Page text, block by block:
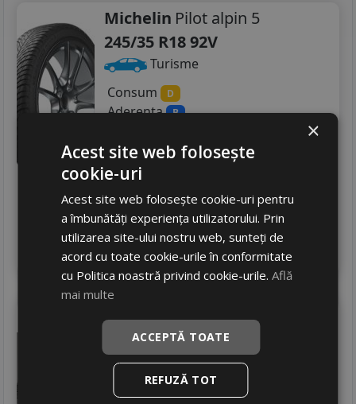
Michelin Pilot alpin 5
245/35 R18 92V
Turisme
Consum
D
Aderenta B
1242RON
1303 RON
In stoc - 4 buc
livrare 2/3 zile
4 Adauga in cos
Pirelli
Winter 240 sottozero serie ii
245/35 R18 92V DOT 25
Turisme
×
Acest site web folosește
cookie-uri
Acest site web folosește cookie-uri pentru
a îmbunătăți experiența utilizatorului. Prin
utilizarea site-ului nostru web, sunteți de
acord cu toate cookie-urile în conformitate
cu Politica noastră privind cookie-urile.Află
mai multe
ACCEPTĂ TOATE
REFUZĂ TOT